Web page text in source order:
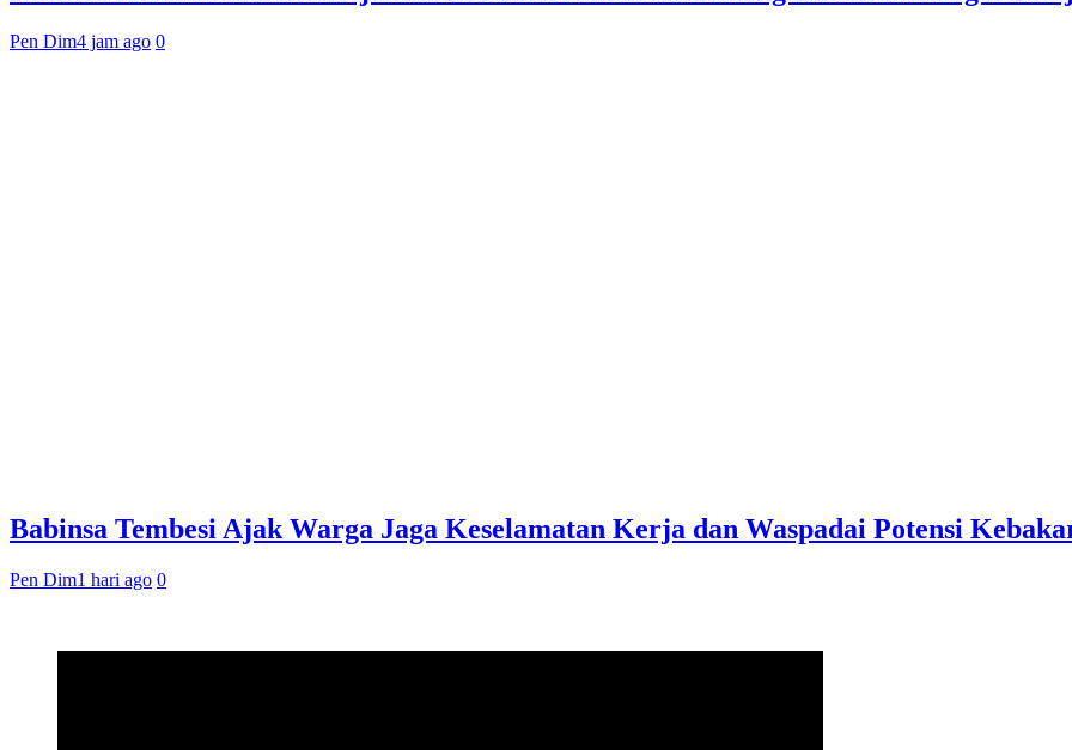
Pen Dim4 jam ago 0
Babinsa Tembesi Ajak Warga Jaga Keselamatan Kerja dan Waspadai Potensi
Pen Dim1 hari ago 0